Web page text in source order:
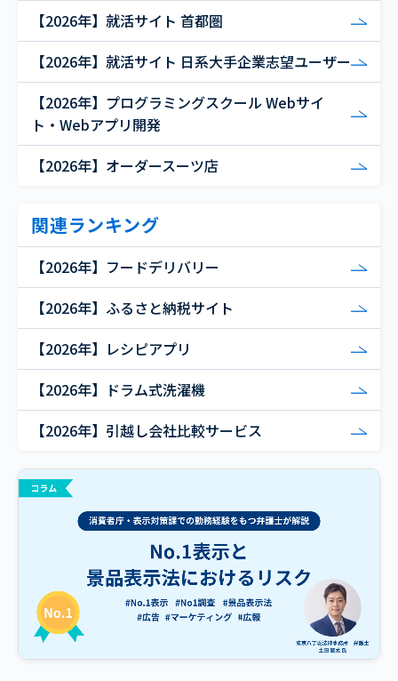
【2026年】就活サイト 首都圏
【2026年】就活サイト 日系大手企業志望ユーザー
【2026年】プログラミングスクール Webサイ
ト・Webアプリ開発
【2026年】オーダースーツ店
関連ランキング
【2026年】フードデリバリー
【2026年】ふるさと納税サイト
【2026年】レシピアプリ
【2026年】ドラム式洗濯機
【2026年】引越し会社比較サービス